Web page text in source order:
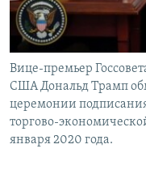
Вице-премьер
США Дональд Трамп
церемонии
торгово-
января 2020 года.